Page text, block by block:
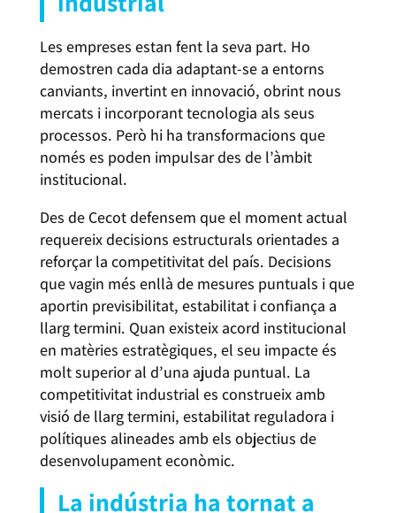
Les empreses estan fent la seva part. Ho
demostren cada dia adaptant-se a entorns
canviants, invertint en innovació, obrint nous
mercats i incorporant tecnologia als seus
processos. Però hi ha transformacions que
només es poden impulsar des de l’àmbit
institucional.
Des de Cecot defensem que el moment actual
requereix decisions estructurals orientades a
reforçar la competitivitat del país. Decisions
que vagin més enllà de mesures puntuals i que
aportin previsibilitat, estabilitat i confiança a
llarg termini. Quan existeix acord institucional
en matèries estratègiques, el seu impacte és
molt superior al d’una ajuda puntual. La
competitivitat industrial es construeix amb
visió de llarg termini, estabilitat reguladora i
polítiques alineades amb els objectius de
desenvolupament econòmic.
La indústria ha tornat a